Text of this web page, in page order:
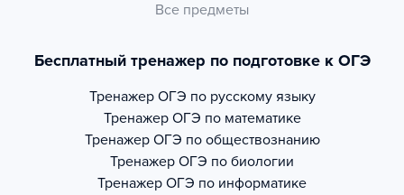
Все предметы
Бесплатный тренажер по подготовке к ОГЭ
Тренажер ОГЭ по русскому языку
Тренажер ОГЭ по математике
Тренажер ОГЭ по обществознанию
Тренажер ОГЭ по биологии
Тренажер ОГЭ по информатике